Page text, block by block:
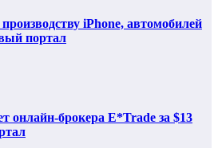
iPhone, автомобилей
портал
онлайн-брокера E*Trade за $13